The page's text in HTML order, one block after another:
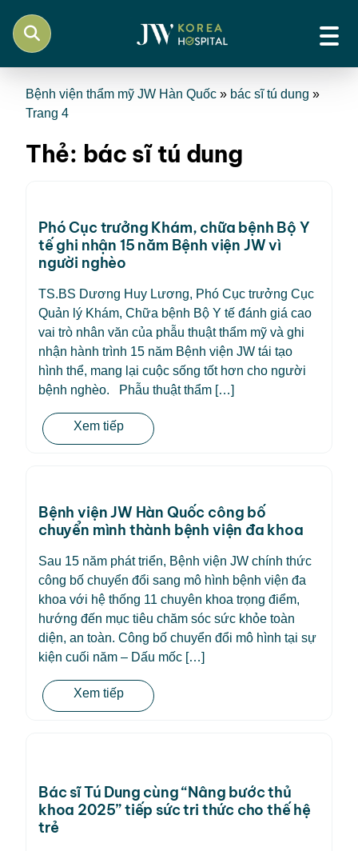
Bệnh viện thẩm mỹ JW Hàn Quốc » bác sĩ tú dung »
Trang 4
Thẻ: bác sĩ tú dung
Phó Cục trưởng Khám, chữa bệnh Bộ Y
tế ghi nhận 15 năm Bệnh viện JW vì
người nghèo
TS.BS Dương Huy Lương, Phó Cục trưởng Cục
Quản lý Khám, Chữa bệnh Bộ Y tế đánh giá cao
vai trò nhân văn của phẫu thuật thẩm mỹ và ghi
nhận hành trình 15 năm Bệnh viện JW tái tạo
hình thể, mang lại cuộc sống tốt hơn cho người
bệnh nghèo. Phẫu thuật thẩm […]
Xem tiếp
Bệnh viện JW Hàn Quốc công bố
chuyển mình thành bệnh viện đa khoa
Sau 15 năm phát triển, Bệnh viện JW chính thức
công bố chuyển đổi sang mô hình bệnh viện đa
khoa với hệ thống 11 chuyên khoa trọng điểm,
hướng đến mục tiêu chăm sóc sức khỏe toàn
diện, an toàn. Công bố chuyển đổi mô hình tại sự
kiện cuối năm – Dấu mốc […]
Xem tiếp
Bác sĩ Tú Dung cùng “Nâng bước thủ
khoa 2025” tiếp sức tri thức cho thế hệ
trẻ